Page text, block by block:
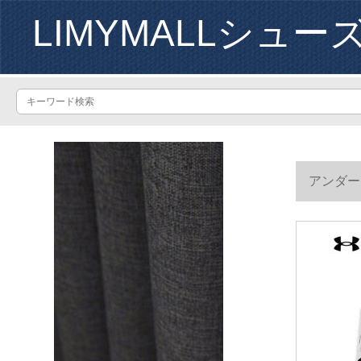
LIMYMALLシュー
アンダ